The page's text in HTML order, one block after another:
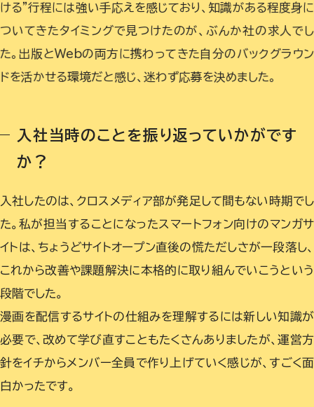
ける”行程には強い手応えを感じており、知識がある程度身に
ついてきたタイミングで見つけたのが、ぶんか社の求人でし
た。出版とWebの両方に携わってきた自分のバックグラウン
ドを活かせる環境だと感じ、迷わず応募を決めました。
入社当時のことを振り返っていかがです
か？
入社したのは、クロスメディア部が発足して間もない時期でし
た。私が担当することになったスマートフォン向けのマンガサ
イトは、ちょうどサイトオープン直後の慌ただしさが一段落し、
これから改善や課題解決に本格的に取り組んでいこうという
段階でした。
漫画を配信するサイトの仕組みを理解するには新しい知識が
必要で、改めて学び直すこともたくさんありましたが、運営方
針をイチからメンバー全員で作り上げていく感じが、すごく面
白かったです。